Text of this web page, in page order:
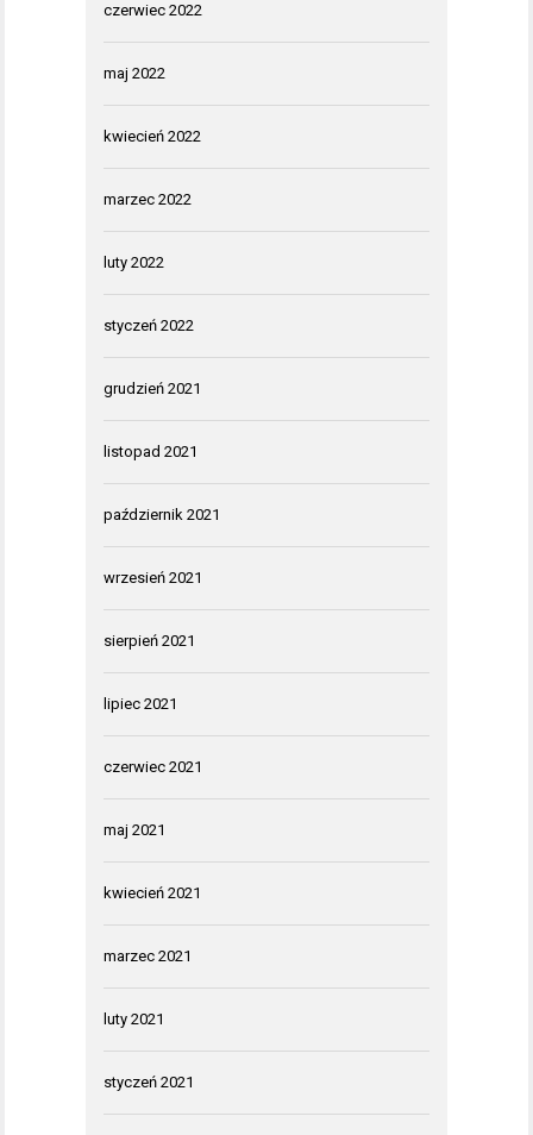
czerwiec 2022
maj 2022
kwiecień 2022
marzec 2022
luty 2022
styczeń 2022
grudzień 2021
listopad 2021
październik 2021
wrzesień 2021
sierpień 2021
lipiec 2021
czerwiec 2021
maj 2021
kwiecień 2021
marzec 2021
luty 2021
styczeń 2021